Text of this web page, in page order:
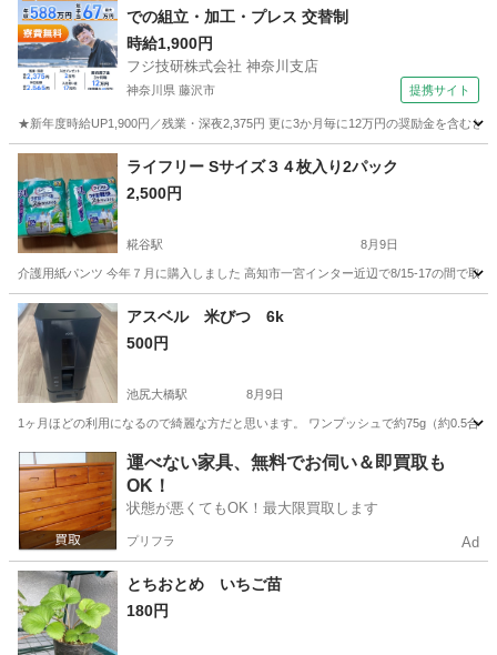
での組立・加工・プレス 交替制
時給1,900円
フジ技研株式会社 神奈川支店
神奈川県 藤沢市 提携サイト
★新年度時給UP1,900円／残業・深夜2,375円 更に3か月毎に12万円の奨励金を含む
神奈川 藤沢市 その他
ライフリー Sサイズ３４枚入り2パック
2,500円
糀谷駅 8月9日
介護用紙パンツ 今年７月に購入しました 高知市一宮インター近辺で8/15-17の間で取
東京 大田区 糀谷駅 その他
アスベル 米びつ 6k
500円
池尻大橋駅 8月9日
1ヶ月ほどの利用になるので綺麗な方だと思います。 ワンプッシュで約75g（約0.5
東京 世田谷区 池尻大橋駅 調理器具
運べない家具、無料でお伺い＆即買取も
OK！
状態が悪くてもOK！最大限買取します
プリフラ Ad
とちおとめ いちご苗
180円